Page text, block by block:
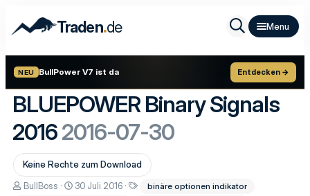
Traden.de
NEU BullPower V7 ist da Entdecken →
BLUEPOWER Binary Signals
20162016-07-30
Keine Rechte zum Download
ABullBoss
D
30 Juli 2016
binäre optionen indikator